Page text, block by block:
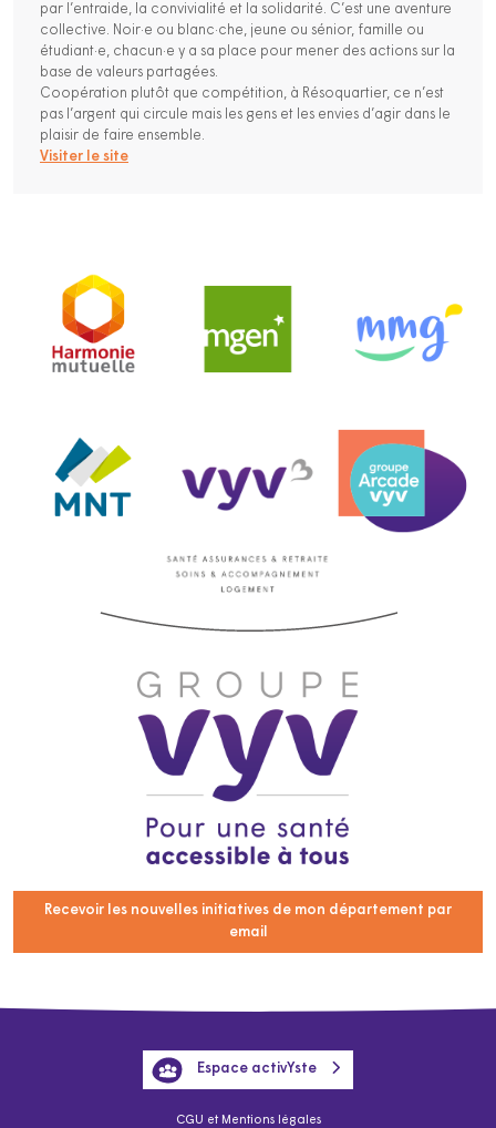
par l’entraide, la convivialité et la solidarité. C’est une aventure
collective. Noir·e ou blanc·che, jeune ou sénior, famille ou
étudiant·e, chacun·e y a sa place pour mener des actions sur la
base de valeurs partagées.
Coopération plutôt que compétition, à Résoquartier, ce n’est
pas l’argent qui circule mais les gens et les envies d’agir dans le
plaisir de faire ensemble.
Visiter le site
Recevoir les nouvelles initiatives de mon département par
email
CGU et Mentions légales
Espace activYste